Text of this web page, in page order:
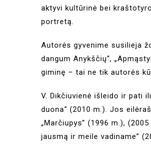
aktyvi kultūrinė bei
portretą.
Autorės gyvenime susilieja
dangum Anykščių“,
giminę – tai ne tik autorės
V. Dikčiuvienė išleido ir pati
duona“ (2010 m.). Jos
„Marčiupys” (1996 m.),
jausmą ir meile vadiname”